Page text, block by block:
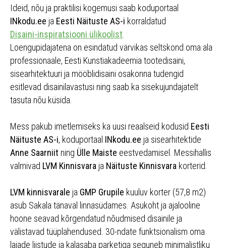
Ideid, nõu ja praktilisi kogemusi saab koduportaal
INkodu.ee ja Eesti Näituste AS-i korraldatud
Disaini-inspiratsiooni ülikoolist
Loengupidajatena on esindatud värvikas seltskond oma ala
professionaale, Eesti Kunstiakadeemia tootedisaini,
sisearhitektuuri ja mööblidisaini osakonna tudengid
esitlevad disainilavastusi ning saab ka sisekujundajatelt
tasuta nõu küsida.
Mess pakub imetlemiseks ka uusi reaalseid kodusid Eesti
Näituste AS-i, koduportaal INkodu.ee ja sisearhitektide
Anne Saarniit ning Ülle Maiste eestvedamisel. Messihallis
valmivad LVM Kinnisvara ja Näituste Kinnisvara korterid.
LVM kinnisvarale ja GMP Grupile kuuluv korter (57,8 m2)
asub Sakala tänaval linnasüdames. Asukoht ja ajalooline
hoone seavad kõrgendatud nõudmised disainile ja
välistavad tüüplahendused. 30-ndate funktsionalism oma
laiade liistude ja kalasaba parketiga seguneb minimalistliku